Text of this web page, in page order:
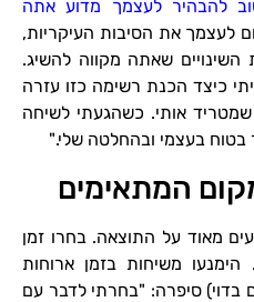
להבהיר לעצמך מדוע אתה
לעצמך את הסיבות העיקריות,
שאתה מקווה להשיג.
בן 27, שיתף איתי כיצד הכנת רשימה כזו עזרה
אותי. כשהגעתי לשיחה
בעצמי ובהחלטה שלי."
המתאימים
מאוד על התוצאה. בחרו זמן
הימנעו משיחות בזמן ארוחות
בדוי) סיפרה: "בחרתי לדבר עם